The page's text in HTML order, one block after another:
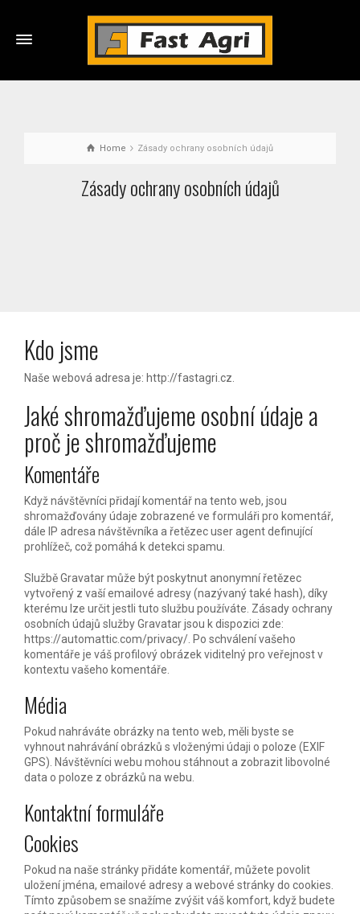
Home Zásady ochrany osobních údajů
Zásady ochrany osobních údajů
Kdo jsme
Naše webová adresa je: http://fastagri.cz.
Jaké shromažďujeme osobní údaje a
proč je shromažďujeme
Komentáře
Když návštěvníci přidají komentář na tento web, jsou
shromažďovány údaje zobrazené ve formuláři pro komentář,
dále IP adresa návštěvníka a řetězec user agent definující
prohlížeč, což pomáhá k detekci spamu.
Službě Gravatar může být poskytnut anonymní řetězec
vytvořený z vaší emailové adresy (nazývaný také hash), díky
kterému lze určit jestli tuto službu používáte. Zásady ochrany
osobních údajů služby Gravatar jsou k dispozici zde:
https://automattic.com/privacy/. Po schválení vašeho
komentáře je váš profilový obrázek viditelný pro veřejnost v
kontextu vašeho komentáře.
Média
Pokud nahráváte obrázky na tento web, měli byste se
vyhnout nahrávání obrázků s vloženými údaji o poloze (EXIF
GPS). Návštěvníci webu mohou stáhnout a zobrazit libovolné
data o poloze z obrázků na webu.
Kontaktní formuláře
Cookies
Pokud na naše stránky přidáte komentář, můžete povolit
uložení jména, emailové adresy a webové stránky do cookies.
Tímto způsobem se snažíme zvýšit váš komfort, když budete